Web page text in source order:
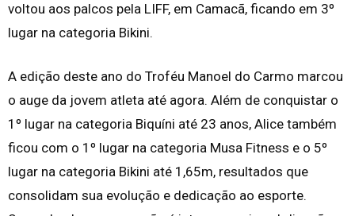
voltou aos palcos pela LIFF, em Camacã, ficando em 3º
lugar na categoria Bikini.
A edição deste ano do Troféu Manoel do Carmo marcou
o auge da jovem atleta até agora. Além de conquistar o
1º lugar na categoria Biquíni até 23 anos, Alice também
ficou com o 1º lugar na categoria Musa Fitness e o 5º
lugar na categoria Bikini até 1,65m, resultados que
consolidam sua evolução e dedicação ao esporte.